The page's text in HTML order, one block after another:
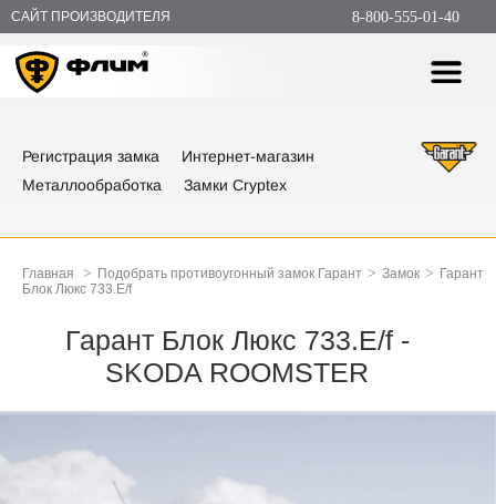
САЙТ ПРОИЗВОДИТЕЛЯ 8-800-555-01-40
Регистрация замка
Интернет-магазин
Металлообработка
Замки Cryptex
Главная > Подобрать противоугонный замок Гарант > Замок > Гарант
Блок Люкс 733.E/f
Гарант Блок Люкс 733.E/f -
SKODA ROOMSTER